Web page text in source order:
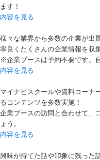
ます！
内容を見る
様々な業界から多数の企業が出
率良くたくさんの企業情報を収
※企業ブースは予約不要です。
内容を見る
マイナビスクールや資料コーナ
るコンテンツを多数実施！
企業ブースの訪問と合わせて、
ょう。
内容を見る
興味が持てた話や印象に残った